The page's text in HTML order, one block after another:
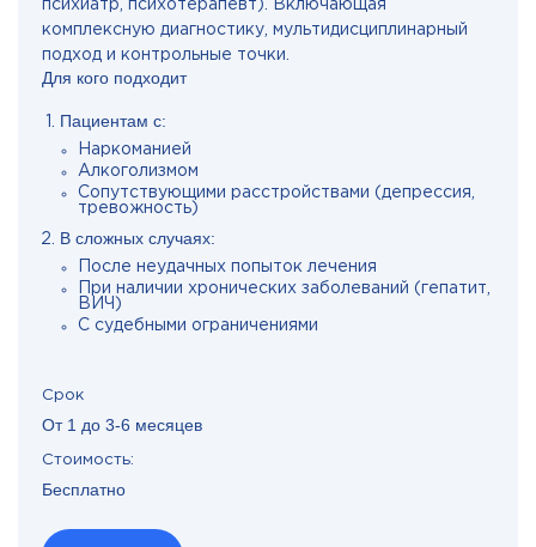
психиатр, психотерапевт). Включающая
комплексную диагностику, мультидисциплинарный
подход и контрольные точки.
Для кого подходит
Пациентам с:
Наркоманией
Алкоголизмом
Сопутствующими расстройствами (депрессия,
тревожность)
В сложных случаях:
После неудачных попыток лечения
При наличии хронических заболеваний (гепатит,
ВИЧ)
С судебными ограничениями
Срок
От 1 до 3-6 месяцев
Стоимость:
Бесплатно